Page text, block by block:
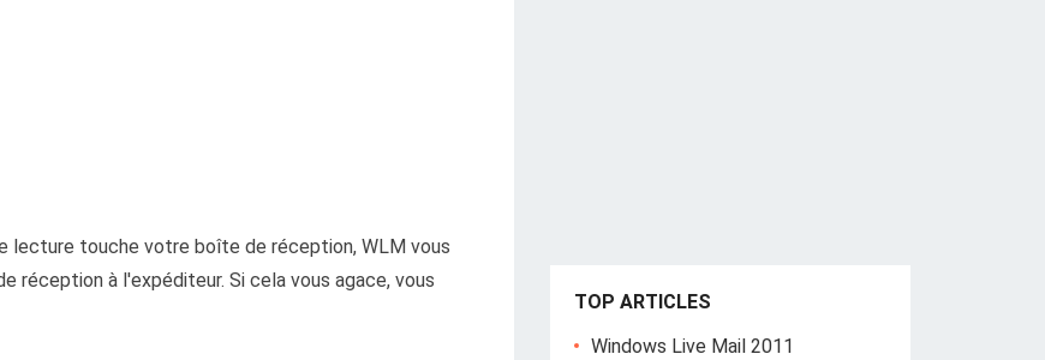
lecture touche votre boîte de réception, WLM vous
réception à l'expéditeur. Si cela vous agace, vous
TOP ARTICLES
Windows Live Mail 2011